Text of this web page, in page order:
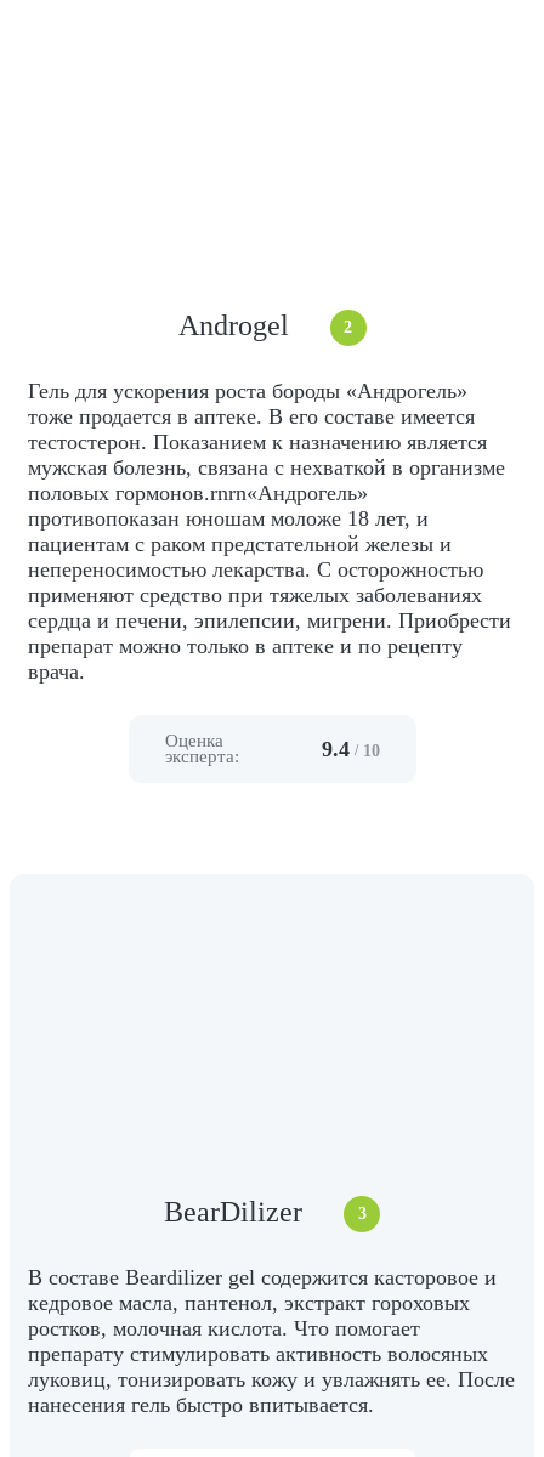
Androgel 2
Гель для ускорения роста бороды «Андрогель»
тоже продается в аптеке. В его составе имеется
тестостерон. Показанием к назначению является
мужская болезнь, связана с нехваткой в организме
половых гормонов.rnrn«Андрогель»
противопоказан юношам моложе 18 лет, и
пациентам с раком предстательной железы и
непереносимостью лекарства. С осторожностью
применяют средство при тяжелых заболеваниях
сердца и печени, эпилепсии, мигрени. Приобрести
препарат можно только в аптеке и по рецепту
врача.
Оценка
эксперта:
9.4 / 10
BearDilizer 3
В составе Beardilizer gel содержится касторовое и
кедровое масла, пантенол, экстракт гороховых
ростков, молочная кислота. Что помогает
препарату стимулировать активность волосяных
луковиц, тонизировать кожу и увлажнять ее. После
нанесения гель быстро впитывается.